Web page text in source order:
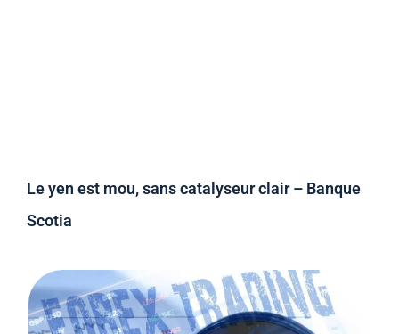
Le yen est mou, sans catalyseur clair – Banque
Scotia